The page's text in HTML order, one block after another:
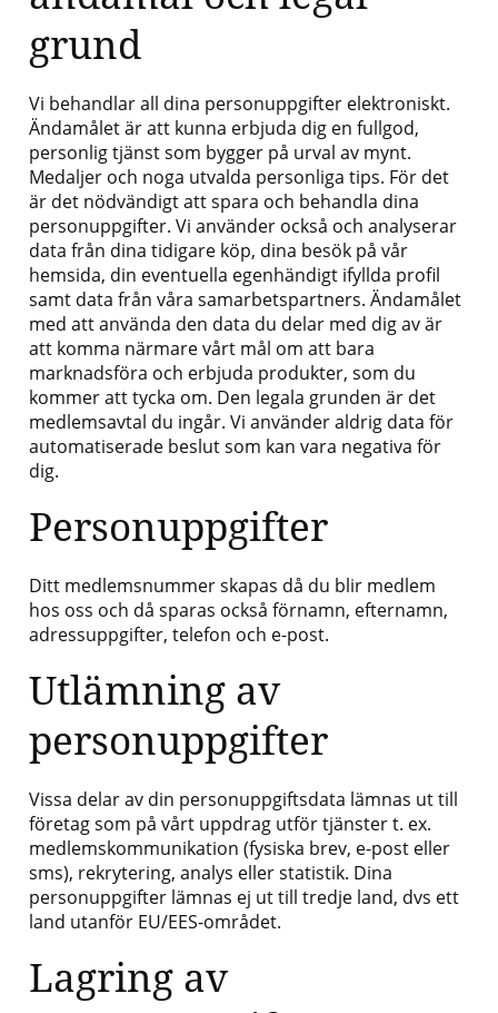
grund
Vi behandlar all dina personuppgifter elektroniskt.
Ändamålet är att kunna erbjuda dig en fullgod,
personlig tjänst som bygger på urval av mynt.
Medaljer och noga utvalda personliga tips. För det
är det nödvändigt att spara och behandla dina
personuppgifter. Vi använder också och analyserar
data från dina tidigare köp, dina besök på vår
hemsida, din eventuella egenhändigt ifyllda profil
samt data från våra samarbetspartners. Ändamålet
med att använda den data du delar med dig av är
att komma närmare vårt mål om att bara
marknadsföra och erbjuda produkter, som du
kommer att tycka om. Den legala grunden är det
medlemsavtal du ingår. Vi använder aldrig data för
automatiserade beslut som kan vara negativa för
dig.
Personuppgifter
Ditt medlemsnummer skapas då du blir medlem
hos oss och då sparas också förnamn, efternamn,
adressuppgifter, telefon och e-post.
Utlämning av
personuppgifter
Vissa delar av din personuppgiftsdata lämnas ut till
företag som på vårt uppdrag utför tjänster t. ex.
medlemskommunikation (fysiska brev, e-post eller
sms), rekrytering, analys eller statistik. Dina
personuppgifter lämnas ej ut till tredje land, dvs ett
land utanför EU/EES-området.
Lagring av